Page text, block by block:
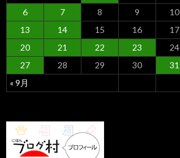
« 9月
6
7 8 9 10
13
14 15 16 17
20
21 22 23 24
27
28 29 30 31